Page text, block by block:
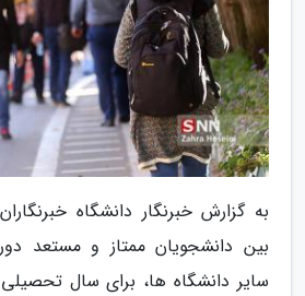
به گزارش خبرنگار دانشگاه
بین دانشجویان ممتاز و مستعد